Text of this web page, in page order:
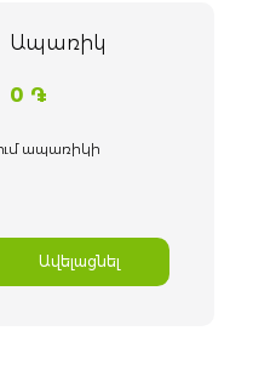
Ապառիկ
0 ֏
ապառիկի
Ավելացնել